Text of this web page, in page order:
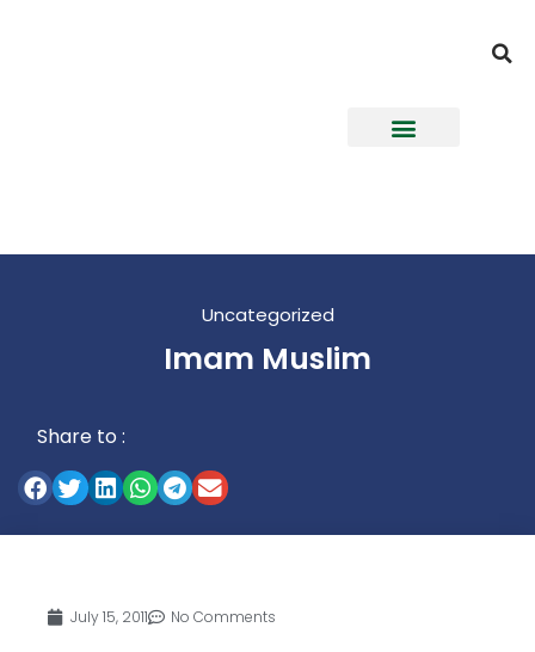
Uncategorized
Imam Muslim
Share to :
July 15, 2011 No Comments